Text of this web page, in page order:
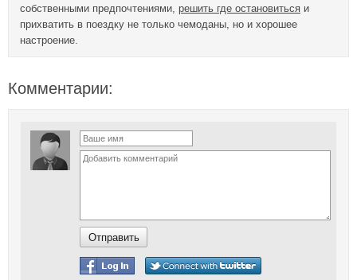
собственными предпочтениями, решить где остановиться и
прихватить в поездку не только чемоданы, но и хорошее
настроение.
Комментарии: